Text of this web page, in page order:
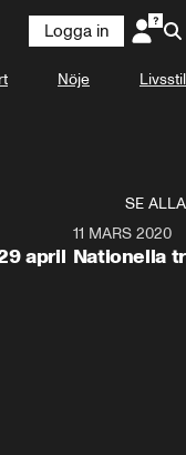
Logga in
Nöje Livsstil
SE ALLA
april
11 MARS 2020
Nationella